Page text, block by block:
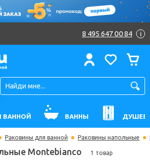
8 495 647 00 84 i
ВАННОЙ ВАННЫ
Раковины для ванной Раковины напольные
Montebianco 1 товар